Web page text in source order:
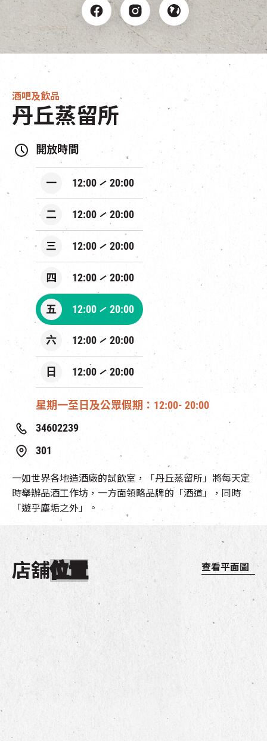
酒吧及飲品
丹丘蒸留所
開放時間
一 12:00 20:00
二 12:00 20:00
三 12:00 20:00
四 12:00 20:00
五 12:00 20:00
六 12:00 20:00
日 12:00 20:00
星期一至日及公眾假期：12:00- 20:00
34602239
301
一如世界各地造酒廠的試飲室，「丹丘蒸留所」將每天定
時舉辦品酒工作坊，一方面領略品牌的「酒道」，同時
「遊乎塵垢之外」。
店舖位置 查看平面圖